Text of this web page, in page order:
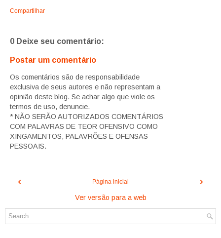
Compartilhar
0 Deixe seu comentário:
Postar um comentário
Os comentários são de responsabilidade
exclusiva de seus autores e não representam a
opinião deste blog. Se achar algo que viole os
termos de uso, denuncie.
* NÃO SERÃO AUTORIZADOS COMENTÁRIOS
COM PALAVRAS DE TEOR OFENSIVO COMO
XINGAMENTOS, PALAVRÕES E OFENSAS
PESSOAIS.
‹ ›
Página inicial
Ver versão para a web